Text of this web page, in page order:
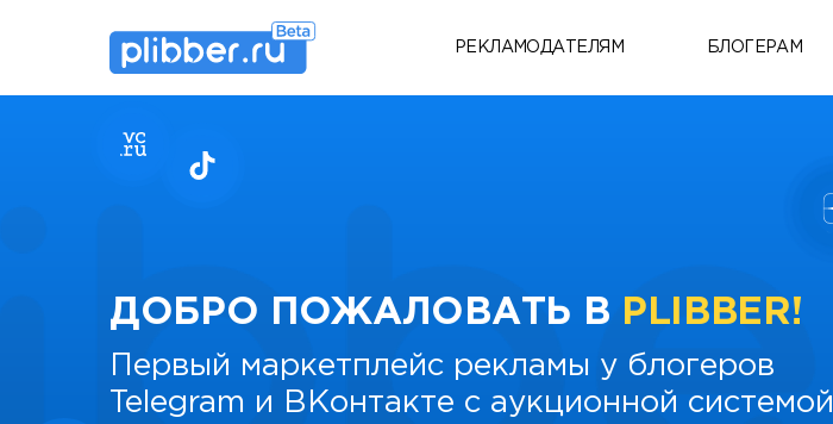
РЕКЛАМОДАТЕЛЯМ БЛОГЕРАМ
ДОБРО ПОЖАЛОВАТЬ В PLIBBER!
Первый маркетплейс рекламы у блогеров
Telegram и ВКонтакте с аукционной системой